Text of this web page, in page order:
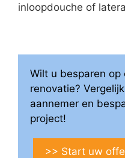
inloopdouche of
Wilt u besparen
renovatie?
aannemer en
project!
>> Start uw